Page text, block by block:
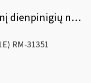
Dėl komandiruotės į užsienį dienpinigių nuo 2020 metų
RM-31351